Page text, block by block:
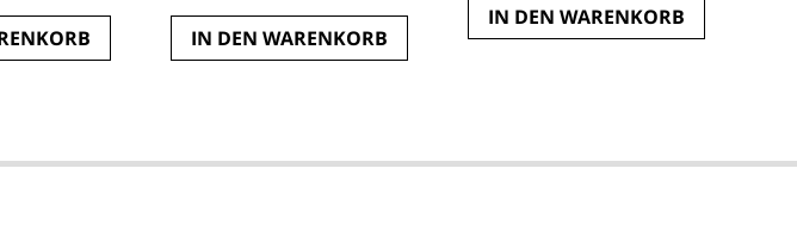
IN DEN WARENKORB
IN DEN WARENKORB